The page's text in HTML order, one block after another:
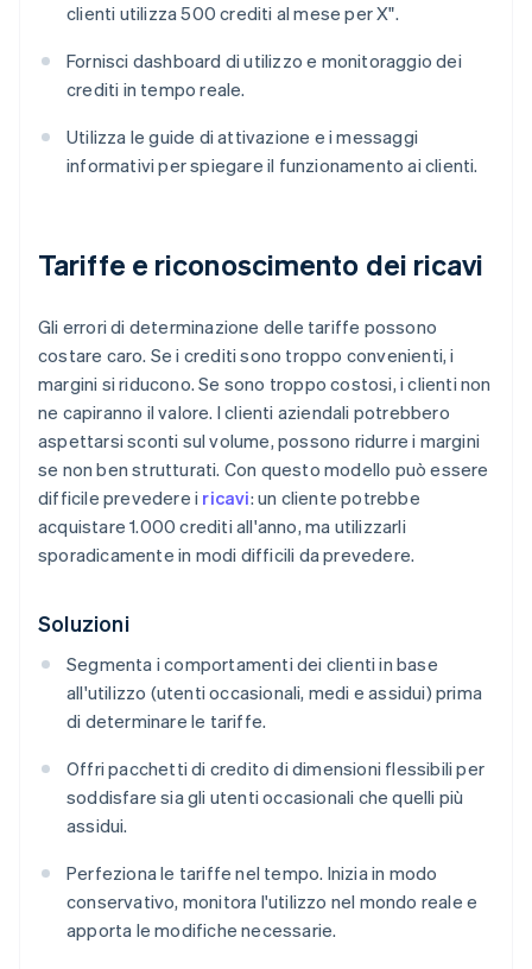
clienti utilizza 500 crediti al mese per X".
Fornisci dashboard di utilizzo e monitoraggio dei
crediti in tempo reale.
Utilizza le guide di attivazione e i messaggi
informativi per spiegare il funzionamento ai clienti.
Tariffe e riconoscimento dei ricavi
Gli errori di determinazione delle tariffe possono
costare caro. Se i crediti sono troppo convenienti, i
margini si riducono. Se sono troppo costosi, i clienti non
ne capiranno il valore. I clienti aziendali potrebbero
aspettarsi sconti sul volume, possono ridurre i margini
se non ben strutturati. Con questo modello può essere
difficile prevedere i ricavi: un cliente potrebbe
acquistare 1.000 crediti all'anno, ma utilizzarli
sporadicamente in modi difficili da prevedere.
Soluzioni
Segmenta i comportamenti dei clienti in base
all'utilizzo (utenti occasionali, medi e assidui) prima
di determinare le tariffe.
Offri pacchetti di credito di dimensioni flessibili per
soddisfare sia gli utenti occasionali che quelli più
assidui.
Perfeziona le tariffe nel tempo. Inizia in modo
conservativo, monitora l'utilizzo nel mondo reale e
apporta le modifiche necessarie.